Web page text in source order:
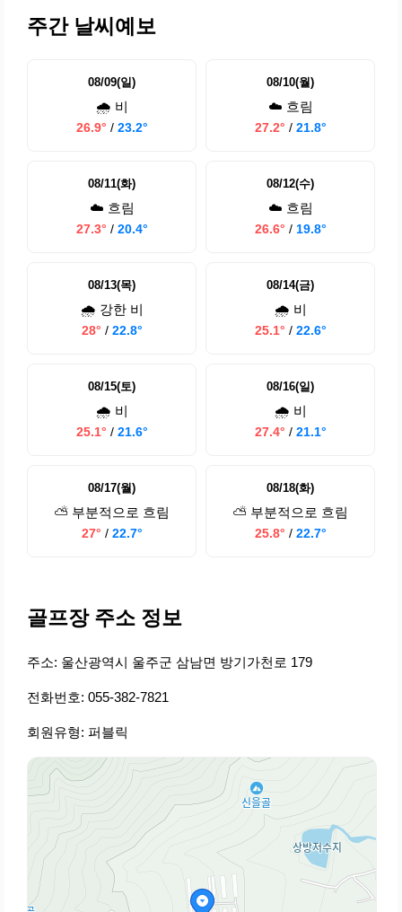
주간 날씨예보
08/09(일)
🌧️ 비
26.9° / 23.2°
08/10(월)
☁️ 흐림
27.2° / 21.8°
08/11(화)
☁️ 흐림
27.3° / 20.4°
08/12(수)
☁️ 흐림
26.6° / 19.8°
08/13(목)
🌧️ 강한 비
28° / 22.8°
08/14(금)
🌧️ 비
25.1° / 22.6°
08/15(토)
🌧️ 비
25.1° / 21.6°
08/16(일)
🌧️ 비
27.4° / 21.1°
08/17(월)
⛅ 부분적으로 흐림
27° / 22.7°
08/18(화)
⛅ 부분적으로 흐림
25.8° / 22.7°
골프장 주소 정보
주소: 울산광역시 울주군 삼남면 방기가천로 179
전화번호: 055-382-7821
회원유형: 퍼블릭